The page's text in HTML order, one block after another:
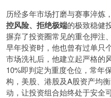
历经多年市场打磨与赛事淬炼
控风险、拒绝极端的极致稳健
摒弃了投资圈常见的重仓押注
早年投资时，他也曾有过单只
市场洗礼后，他建立起严格的
10%即判定为重度仓位，常年
构，美股、港股及A股资产均
动，让投资组合始终处于安全